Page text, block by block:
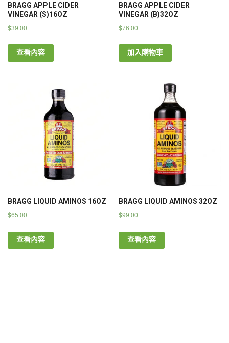
BRAGG APPLE CIDER
VINEGAR (S)16OZ
$39.00
查看內容
BRAGG APPLE CIDER
VINEGAR (B)32OZ
$76.00
加入購物車
BRAGG LIQUID AMINOS 16OZ
$65.00
查看內容
BRAGG LIQUID AMINOS 32OZ
$99.00
查看內容